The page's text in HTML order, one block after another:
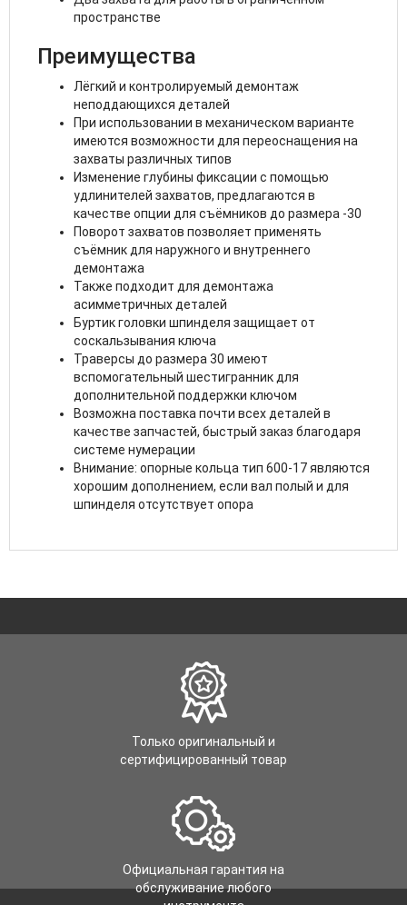
пространстве
Преимущества
Лёгкий и контролируемый демонтаж
неподдающихся деталей
При использовании в механическом варианте
имеются возможности для переоснащения на
захваты различных типов
Изменение глубины фиксации с помощью
удлинителей захватов, предлагаются в
качестве опции для съёмников до размера -30
Поворот захватов позволяет применять
съёмник для наружного и внутреннего
демонтажа
Также подходит для демонтажа
асимметричных деталей
Буртик головки шпинделя защищает от
соскальзывания ключа
Траверсы до размера 30 имеют
вспомогательный шестигранник для
дополнительной поддержки ключом
Возможна поставка почти всех деталей в
качестве запчастей, быстрый заказ благодаря
системе нумерации
Внимание: опорные кольца тип 600-17 являются
хорошим дополнением, если вал полый и для
шпинделя отсутствует опора
Только оригинальный и
сертифицированный товар
Официальная гарантия на
обслуживание любого